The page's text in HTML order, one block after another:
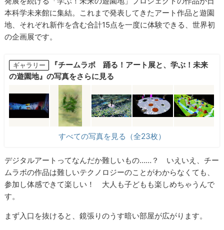
本科学未来館に集結。これまで発表してきたアート作品と遊園
地、それぞれ新作を含む合計15点を一度に体験できる、世界初
の企画展です。
ギャラリー
『チームラボ 踊る！アート展と、学ぶ！未来
の遊園地』の写真をさらに見る
すべての写真を見る（全23枚）
デジタルアートってなんだか難しいもの……？ いえいえ、チー
ムラボの作品は難しいテクノロジーのことがわからなくても、
参加し体感できて楽しい！ 大人も子どもも楽しめちゃうんで
す。
まず入口を抜けると、鏡張りのうす暗い部屋が広がります。